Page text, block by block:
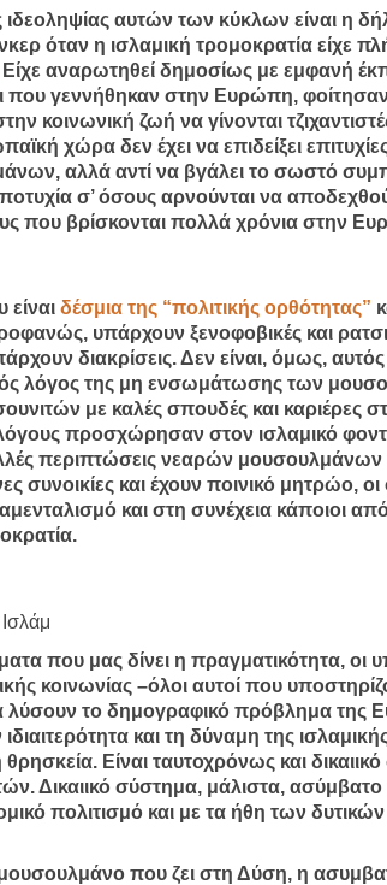
ιδεοληψίας αυτών των κύκλων είναι η
όταν η ισλαμική τρομοκρατία είχε
Είχε αναρωτηθεί δημοσίως με εμφανή
που γεννήθηκαν στην Ευρώπη,
κοινωνική ζωή να γίνονται
χώρα δεν έχει να επιδείξει
αλλά αντί να βγάλει το σωστό
σ’ όσους αρνούνται να
που βρίσκονται πολλά χρόνια στην
είναι δέσμια της “πολιτικής ορθότητας”
υπάρχουν ξενοφοβικές και
διακρίσεις. Δεν είναι, όμως,
λόγος της μη ενσωμάτωσης των
με καλές σπουδές και καριέρες
λόγους προσχώρησαν στον ισλαμικό
περιπτώσεις νεαρών
συνοικίες και έχουν ποινικό μητρώο,
και στη συνέχεια κάποιοι
που μας δίνει η πραγματικότητα, οι
κοινωνίας –όλοι αυτοί που
λύσουν το δημογραφικό πρόβλημα της
και τη δύναμη της
θρησκεία. Είναι ταυτοχρόνως και
Δικαιικό σύστημα, μάλιστα, ασύμβατο
πολιτισμό και με τα ήθη των
μουσουλμάνο που ζει στη Δύση, η